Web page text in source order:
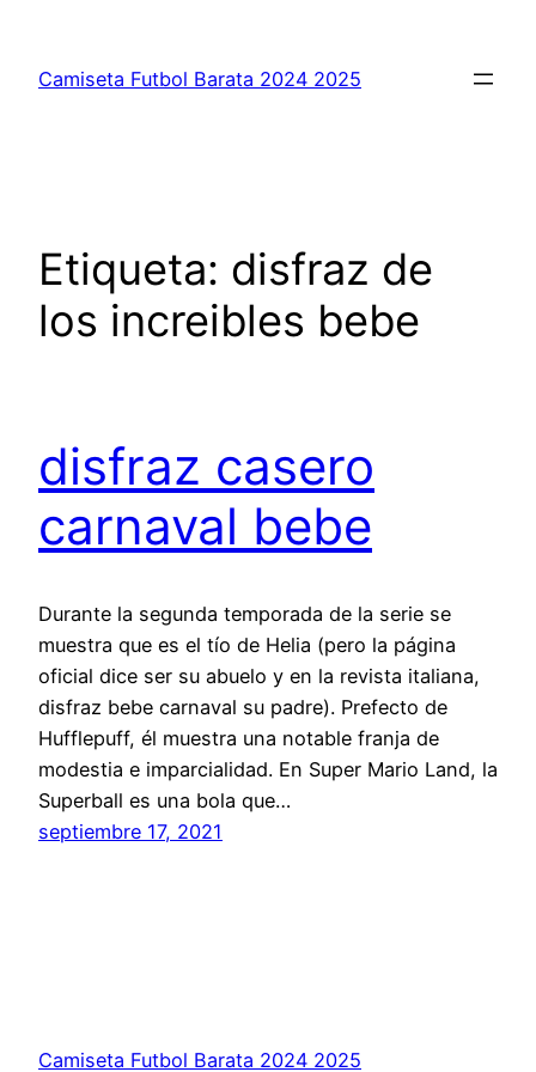
contenido
Camiseta Futbol Barata 2024 2025
Etiqueta: disfraz de
los increibles bebe
disfraz casero
carnaval bebe
Durante la segunda temporada de la serie se
muestra que es el tío de Helia (pero la página
oficial dice ser su abuelo y en la revista italiana,
disfraz bebe carnaval su padre). Prefecto de
Hufflepuff, él muestra una notable franja de
modestia e imparcialidad. En Super Mario Land, la
Superball es una bola que…
septiembre 17, 2021
Camiseta Futbol Barata 2024 2025